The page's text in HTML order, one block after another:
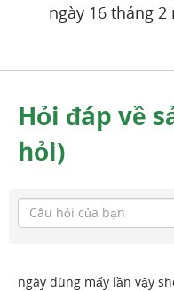
ngày 16 tháng 2
Hỏi đáp về
hỏi)
ngày dùng mấy lần vậy